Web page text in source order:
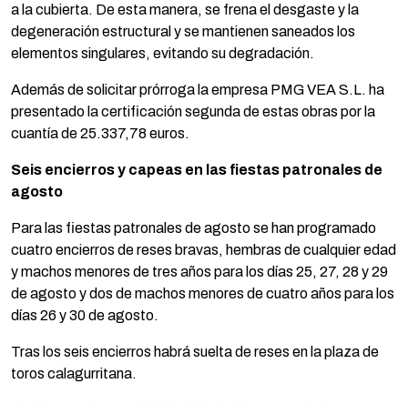
a la cubierta. De esta manera, se frena el desgaste y la
degeneración estructural y se mantienen saneados los
elementos singulares, evitando su degradación.
Además de solicitar prórroga la empresa PMG VEA S.L. ha
presentado la certificación segunda de estas obras por la
cuantía de 25.337,78 euros.
Seis encierros y capeas en las fiestas patronales de
agosto
Para las fiestas patronales de agosto se han programado
cuatro encierros de reses bravas, hembras de cualquier edad
y machos menores de tres años para los días 25, 27, 28 y 29
de agosto y dos de machos menores de cuatro años para los
días 26 y 30 de agosto.
Tras los seis encierros habrá suelta de reses en la plaza de
toros calagurritana.